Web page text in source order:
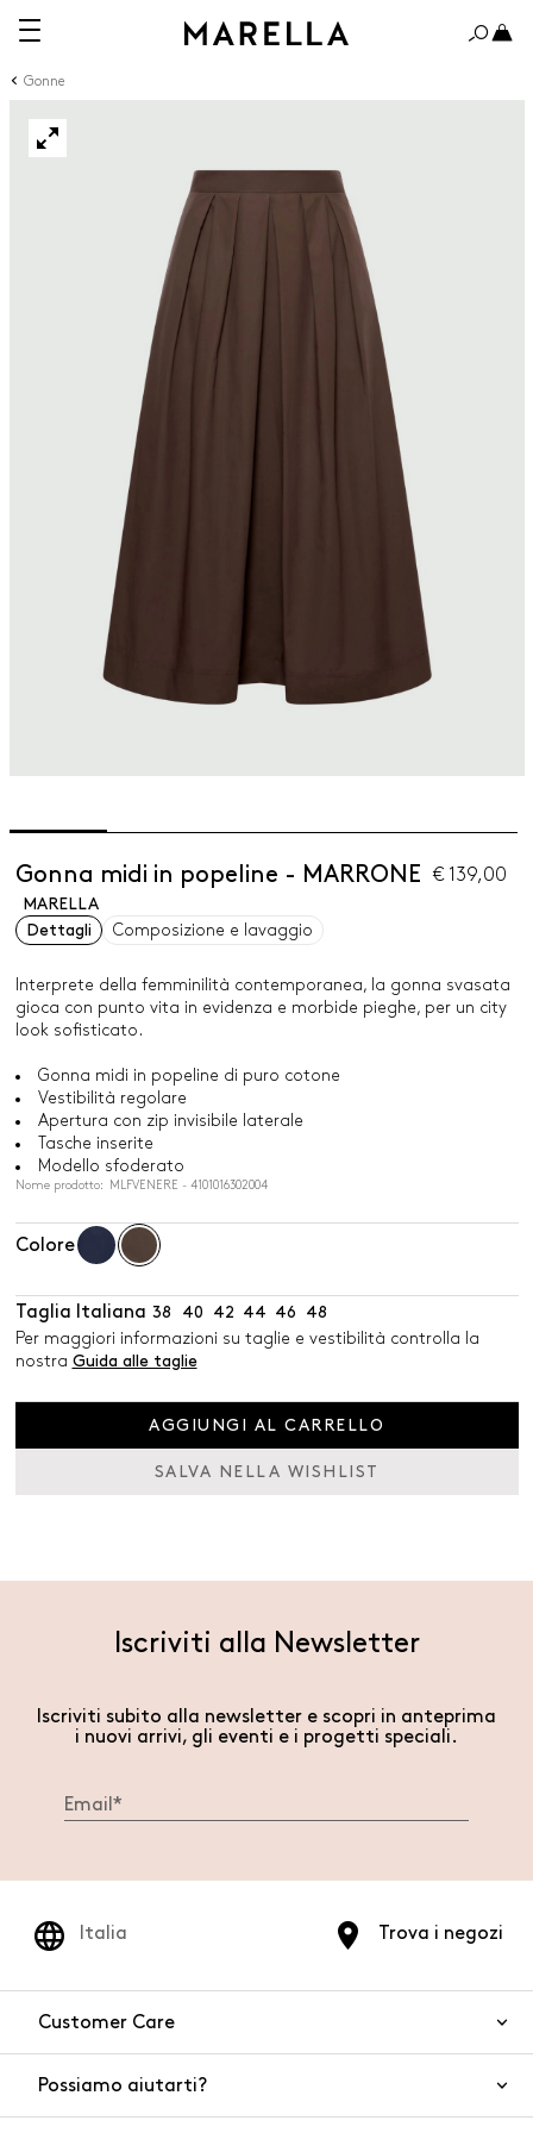
Gonne
Gonna midi in popeline - MARRONE € 139,00
MARELLA
Dettagli
Composizione e lavaggio
Interprete della femminilità contemporanea, la gonna svasata
gioca con punto vita in evidenza e morbide pieghe, per un city
look sofisticato.
Gonna midi in popeline di puro cotone
Vestibilità regolare
Apertura con zip invisibile laterale
Tasche inserite
Modello sfoderato
Nome prodotto: MLFVENERE - 4101016302004
Colore
Taglia Italiana 38 40 42 44 46
48
Per maggiori informazioni su taglie e vestibilità controlla la
nostra Guida alle taglie
AGGIUNGI AL CARRELLO
SALVA NELLA WISHLIST
Iscriviti alla Newsletter
Iscriviti subito alla newsletter e scopri in anteprima
i nuovi arrivi, gli eventi e i progetti speciali.
Trova i negozi
Italia
Customer Care
Possiamo aiutarti?